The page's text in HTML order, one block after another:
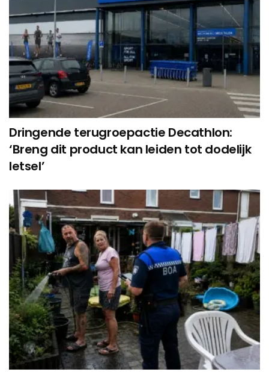
Dringende terugroepactie Decathlon:
‘Breng dit product kan leiden tot dodelijk
letsel’